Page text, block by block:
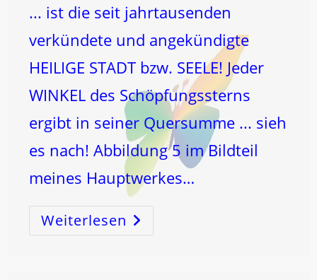
... ist die seit jahrtausenden
verkündete und angekündigte
HEILIGE STADT bzw. SEELE! Jeder
WINKEL des Schöpfungssterns
ergibt in seiner Quersumme ... sieh
es nach! Abbildung 5 im Bildteil
meines Hauptwerkes…
Weiterlesen Die
HEILIGE
STADT